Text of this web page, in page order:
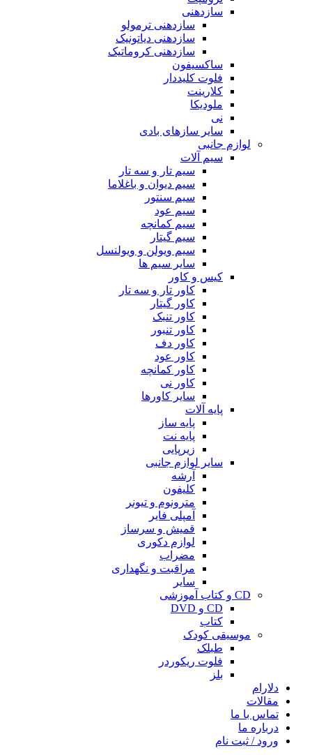
سازدهنی
سازدهنی ترمولو
سازدهنی دیاتونیک
سازدهنی کروماتیک
ساکسیفون
فلوت کلیددار
کلارینت
ملودیکا
نی
سایر سازهای بادی
لوازم جانبی
سیم آلات
سیم تار و سه تار
سیم دیوان و باغلاما
سیم سنتور
سیم عود
سیم کمانچه
سیم گیتار
سیم ویولن و ویولنسل
سایر سیم ها
کیس و کاور
کاور تار و سه تار
کاور گیتار
کاور تنبک
کاور تنبور
کاور دف
کاور عود
کاور کمانچه
کاور نی
سایر کاورها
پایه آلات
پایه ساز
پایه نت
زیرپایی
سایر لوازم جانبی
آرشه
کلیفون
مترونوم و تیونر
آمپلی فایر
قمیش و سرساز
لوازم دکوری
مضراب
مراقبت و نگهداری
سایر
CD و کتاب آموزشی
CD و DVD
کتاب
موسیقی کودک
طبلک
فلوت ریکوردر
بلز
دلارام
مقالات
تماس با ما
درباره ما
ورود / ثبت نام